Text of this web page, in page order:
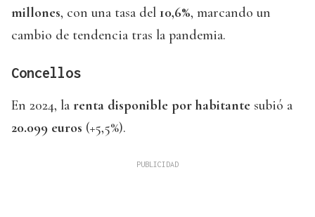
millones, con una tasa del 10,6%, marcando un
cambio de tendencia tras la pandemia.
Concellos
En 2024, la renta disponible por habitante subió a
20.099 euros (+5,5%).